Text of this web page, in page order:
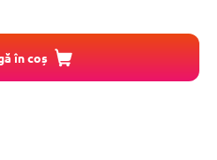
în coș